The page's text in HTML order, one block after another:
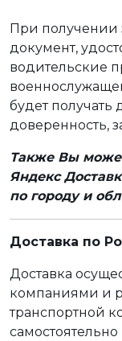
При получении
документ,
водительские
будет получать
доверенность,
Также Вы
Яндекс
по городу и
Доставка по
Доставка
компаниями и
транспортной
самостоятельно